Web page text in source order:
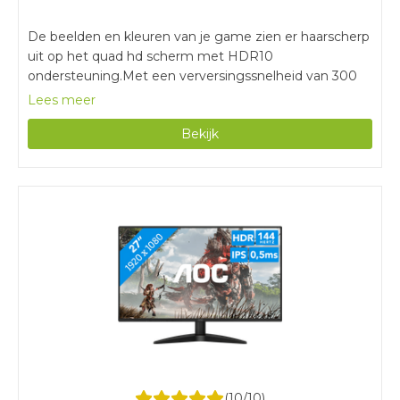
De beelden en kleuren van je game zien er haarscherp
uit op het quad hd scherm met HDR10
ondersteuning.Met een verversingssnelheid van 300
hertz speel je snel bewegende games vloeiend.Op het
kleurrijke beelden.Voor de maximale
verversingssnelheid van 300 hertz sluit je de monitor
Lees meer
Bekijk